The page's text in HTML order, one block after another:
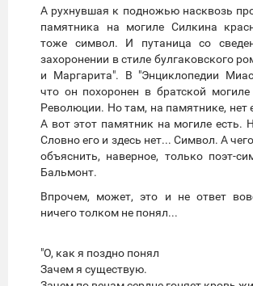
А рухнувшая к подножью насквозь
памятника на могиле Силкина
тоже символ. И путаница со
захоронении в стиле булгаковского
и Маргарита". В "Энциклопедии
что он похоронен в братской
Революции. Но там, на памятнике, нет
А вот этот памятник на могиле есть.
Словно его и здесь нет... Символ. А
объяснить, наверное, только поэт-
Бальмонт.
Впрочем, может, это и не ответ
ничего толком не понял...
"О, как я поздно понял
Зачем я существую.